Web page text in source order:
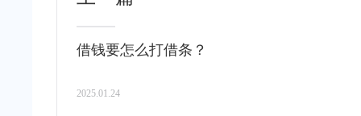
借钱要怎么打借条？
2025.01.24